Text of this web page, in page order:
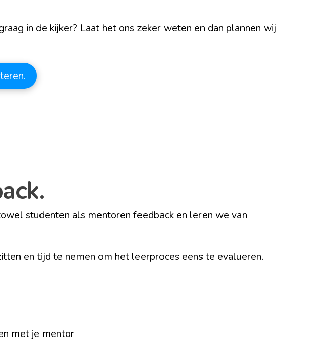
in de kijker? Laat het ons zeker weten en dan plannen wij
studenten als mentoren feedback en leren we van
en tijd te nemen om het leerproces eens te evalueren.
met je mentor